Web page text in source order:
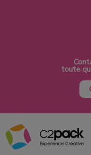
toute